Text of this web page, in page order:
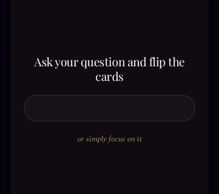
Ask your question and flip the
cards
or simply focus on it